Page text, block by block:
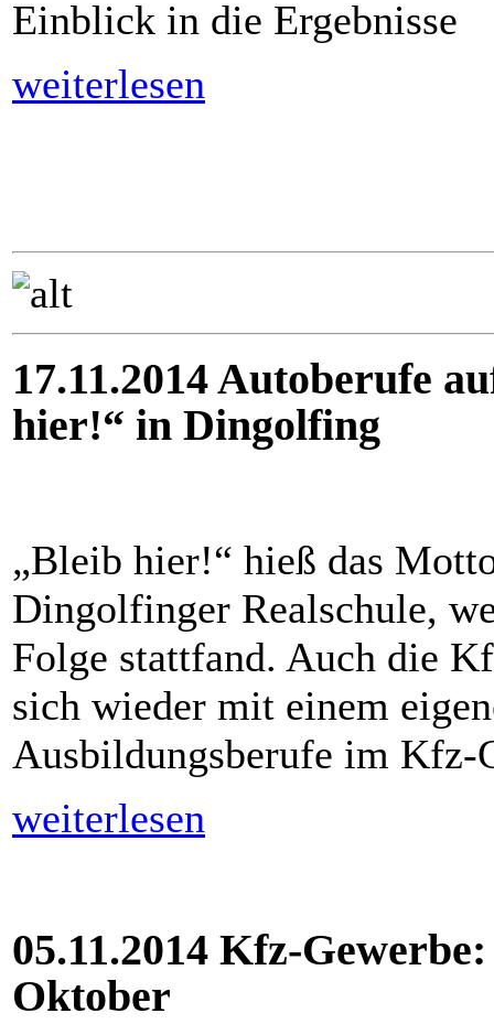
Einblick in die Ergebnisse
weiterlesen
17.11.2014 Autoberufe
hier!“ in Dingolfing
„Bleib hier!“ hieß das
Dingolfinger Realschule,
Folge stattfand. Auch die
sich wieder mit einem
Ausbildungsberufe im Kfz-
weiterlesen
05.11.2014 Kfz-
Oktober